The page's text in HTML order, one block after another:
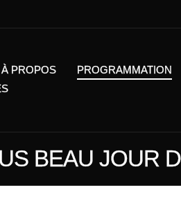
À PROPOS PROGRAMMATION
BEAU JOUR